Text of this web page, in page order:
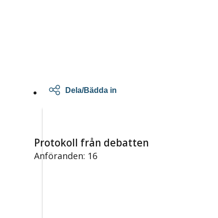
Dela/Bädda in
Protokoll från debatten
Anföranden: 16